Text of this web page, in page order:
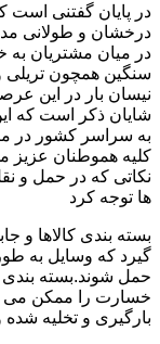
در پایان گفتنی است
درخشان و طولانی
در میان مشتریان به
سنگین همچون تریلی
نیسان بار در این
شایان ذکر است که
به سراسر کشور در
کلیه هموطنان عزیز
نکاتی که در حمل و
ها توجه کرد
بسته بندی کالاها
گیرد که وسایل به
حمل شوند.بسته
خسارت را ممکن می
بارگیری و تخلیه